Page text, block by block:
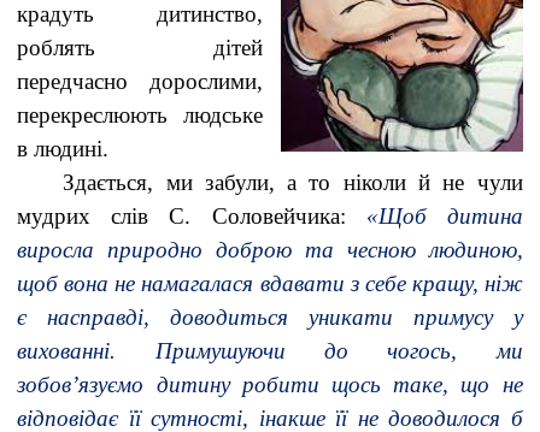
крадуть дитинство,
роблять дітей
передчасно дорослими,
перекреслюють людське
в людині.
Здається, ми забули, а то ніколи й не чули
мудрих слів С. Соловейчика: «Щоб дитина
виросла природно доброю та чесною людиною,
щоб вона не намагалася вдавати з себе кращу, ніж
є насправді, доводиться уникати примусу у
вихованні. Примушуючи до чогось, ми
зобов’язуємо дитину робити щось таке, що не
відповідає її сутності, інакше її не доводилося б